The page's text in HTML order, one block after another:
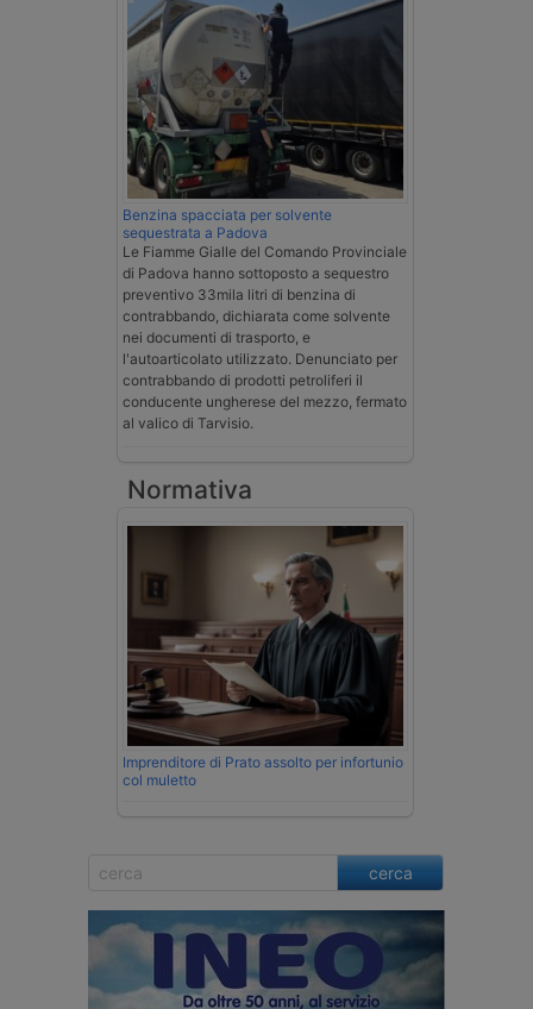
Benzina spacciata per solvente
sequestrata a Padova
Le Fiamme Gialle del Comando Provinciale
di Padova hanno sottoposto a sequestro
preventivo 33mila litri di benzina di
contrabbando, dichiarata come solvente
nei documenti di trasporto, e
l'autoarticolato utilizzato. Denunciato per
contrabbando di prodotti petroliferi il
conducente ungherese del mezzo, fermato
al valico di Tarvisio.
Normativa
Imprenditore di Prato assolto per infortunio
col muletto
cerca